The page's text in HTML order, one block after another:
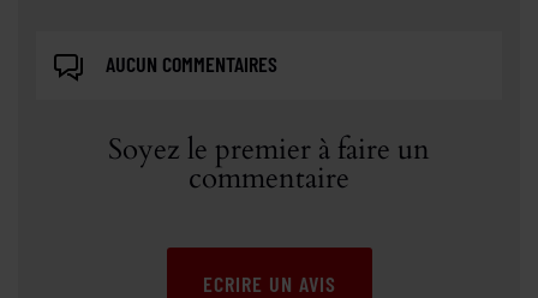
AUCUN COMMENTAIRES
Soyez le premier à faire un
commentaire
ECRIRE UN AVIS